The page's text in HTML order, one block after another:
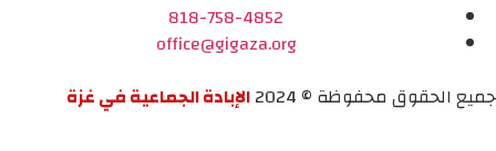
818-758-4852
office@gigaza.org
جميع الحقوق محفوظة © 2024
الإبادة الجماعية في غزة